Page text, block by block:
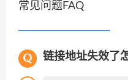
常见问题FAQ
链接地址失效了